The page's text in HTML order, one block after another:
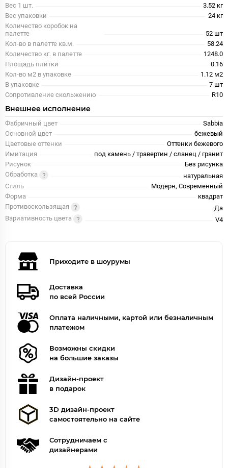
Вес 1 шт.
3.52 кг
Вес упаковки
24 кг
Количество коробок на
палетте
52 шт
Кол-во в палетте кв.м.
58.24
Количество кг. в палетте
1248.0
Площадь плитки
0.16
Кол-во м2 в упаковке
1.12 м2
В упаковке
7 шт
Сопротивление скольжению
R10
Внешнее исполнение
Фабричный цвет
Sabbia
Основной цвет
бежевый
Цветовые оттенки
Оттенки бежевого
Имитация
под камень / травертин / сланец / гранит
Рисунок
Без рисунка
Обработка
натуральная
Стиль
Модерн, Современный
Форма
квадрат
Противоскользящая
Да
Вариативность цвета
V4
Приходите в шоурумы
Доставка
по всей России
Оплата наличными, картой или безналичным
платежом
Возможны скидки
на большие заказы
Дизайн-проект
в подарок
3D дизайн-проект
самостоятельно на сайте
Сотрудничаем с
дизайнерами